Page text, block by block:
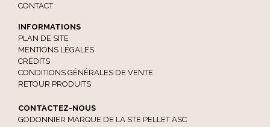
CONTACT
INFORMATIONS
PLAN DE SITE
MENTIONS LÉGALES
CRÉDITS
CONDITIONS GÉNÉRALES DE VENTE
RETOUR PRODUITS
CONTACTEZ-NOUS
GODONNIER MARQUE DE LA STE PELLET ASC